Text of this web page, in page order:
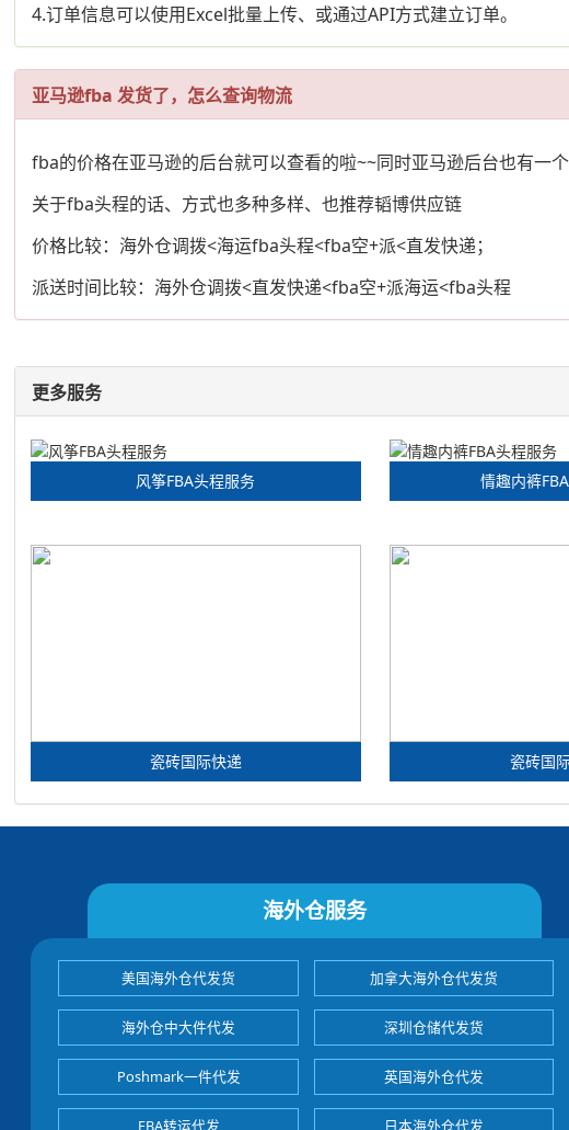
4.订单信息可以使用Excel批量上传、或通过API方式建立订单。
亚马逊fba 发货了，怎么查询物流
fba的价格在亚马逊的后台就可以查看的啦~~同时亚马逊后台也有一个
关于fba头程的话、方式也多种多样、也推荐韬博供应链
价格比较：海外仓调拨<海运fba头程<fba空+派<直发快递；
派送时间比较：海外仓调拨<直发快递<fba空+派海运<fba头程
更多服务
风筝FBA头程服务 情趣内裤
瓷砖国际快递 瓷砖国
海外仓服务
美国海外仓代发货 加拿大海外仓代发货
海外仓中大件代发 深圳仓储代发货
Poshmark一件代发 英国海外仓代发
FBA转运代发 日本海外仓代发